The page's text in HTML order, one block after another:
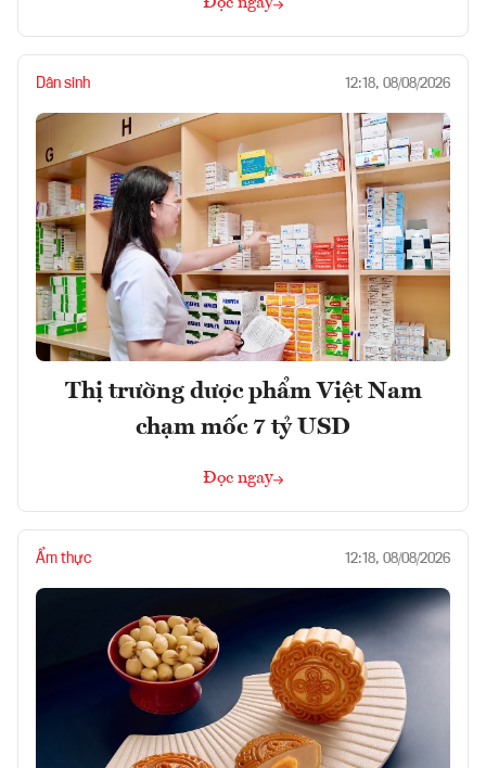
Dân sinh 12:18, 08/08/2026
Thị trường dược phẩm Việt Nam
chạm mốc 7 tỷ USD
Đọc ngay
Ẩm thực 12:18, 08/08/2026